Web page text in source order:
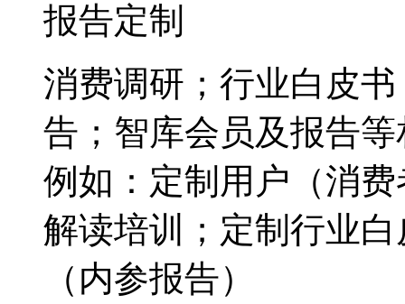
报告定制
消费调研；行业白皮
告；智库会员及报告
例如：定制用户（消
解读培训；定制行业
（内参报告）